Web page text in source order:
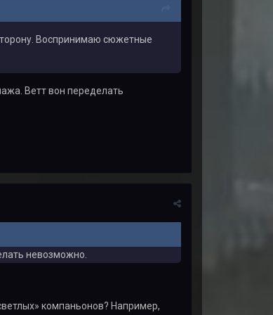
Воспринимаю сюжетные
Ветт вон переделать
невозможно.
компаньонов? Например,